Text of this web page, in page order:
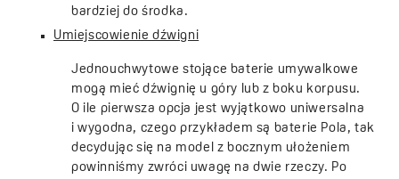
bardziej do środka.
Umiejscowienie dźwigni
Jednouchwytowe stojące baterie umywalkowe
mogą mieć dźwignię u góry lub z boku korpusu.
O ile pierwsza opcja jest wyjątkowo uniwersalna
i wygodna, czego przykładem są baterie Pola, tak
decydując się na model z bocznym ułożeniem
powinniśmy zwróci uwagę na dwie rzeczy. Po